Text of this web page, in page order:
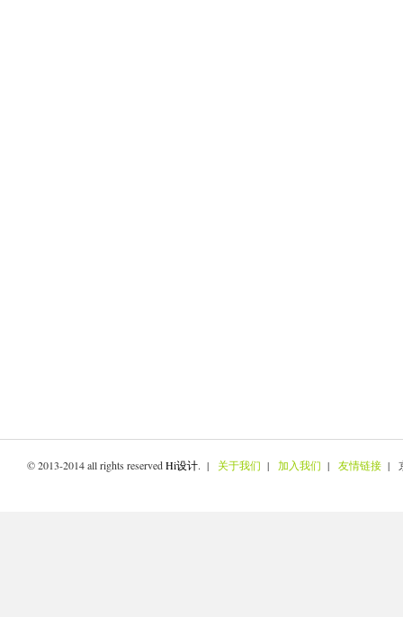
© 2013-2014 all rights reservedHi设计. | 关于我们 | 加入我们 | 友情链接 |